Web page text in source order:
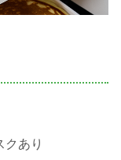
クあり